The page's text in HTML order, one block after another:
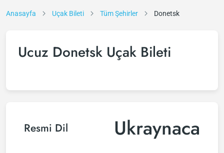
Anasayfa Uçak Bileti Tüm Şehirler Donetsk
Ucuz Donetsk Uçak Bileti
Resmi Dil Ukraynaca